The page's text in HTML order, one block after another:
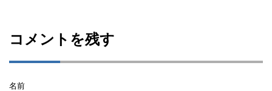
コメントを残す
名前